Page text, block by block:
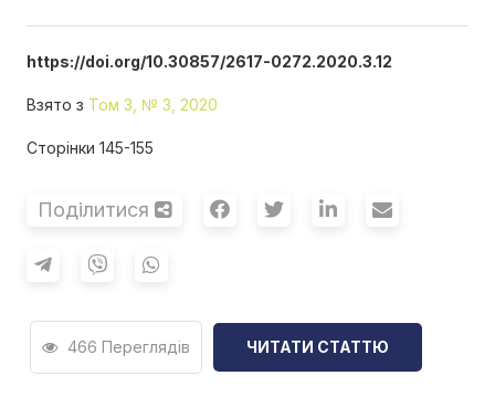
https://doi.org/10.30857/2617-0272.2020.3.12
Взято з Том 3, № 3, 2020
Сторінки 145-155
Поділитися
466 Переглядів ЧИТАТИ СТАТТЮ